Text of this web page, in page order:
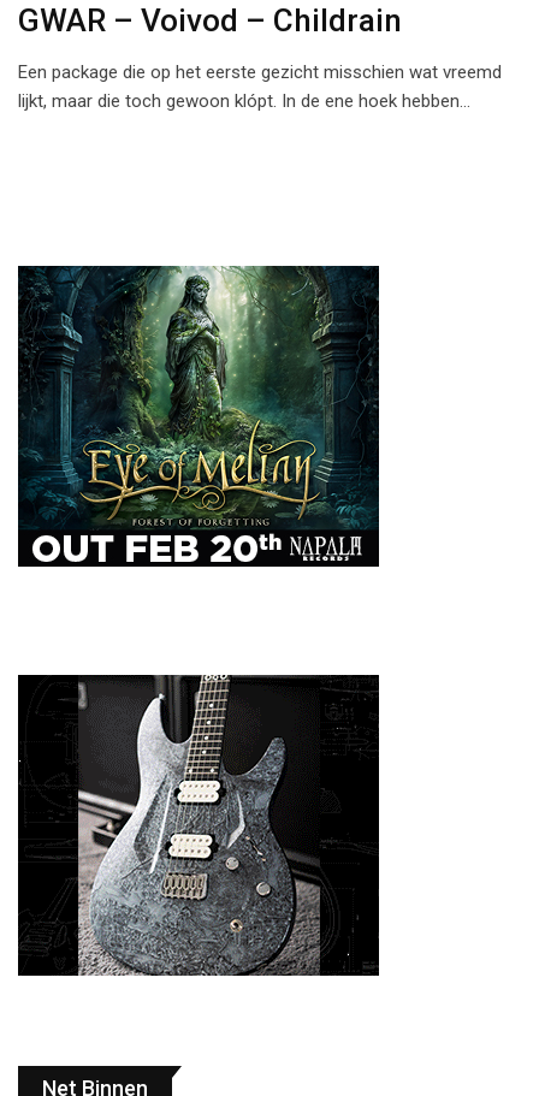
GWAR – Voivod – Childrain
Een package die op het eerste gezicht misschien wat vreemd
lijkt, maar die toch gewoon klópt. In de ene hoek hebben…
Net Binnen